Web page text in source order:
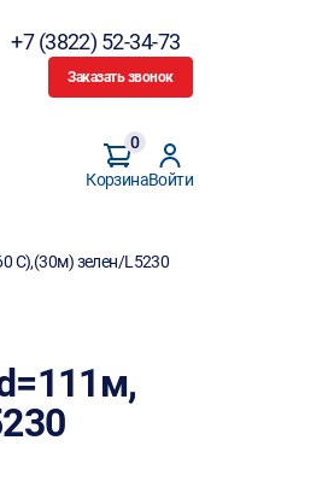
+7 (3822) 52-34-73
Заказать звонок
Корзина
0
Войти
С),(30м) зелен/L5230